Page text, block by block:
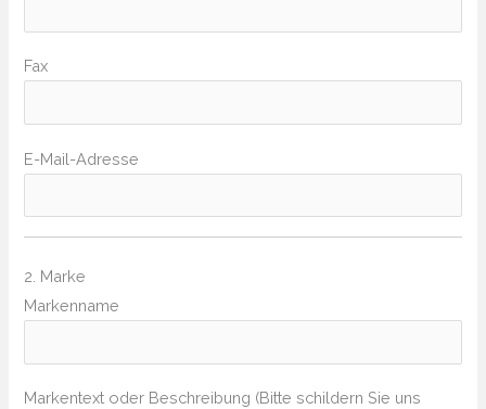
Fax
E-Mail-Adresse
2. Marke
Markenname
Markentext oder Beschreibung (Bitte schildern Sie uns